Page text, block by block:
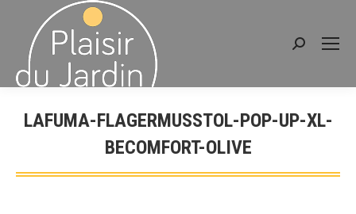
Recherche
LAFUMA-FLAGERMUSSTOL-POP-UP-XL-
BECOMFORT-OLIVE
Vous êtes ici :